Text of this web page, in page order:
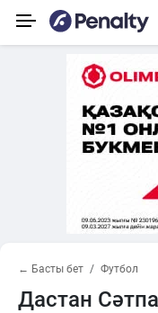
← Басты бет Футбол
Дастан